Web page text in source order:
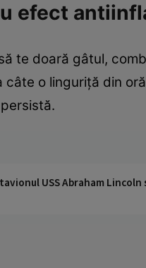
efect
te doară gâtul,
câte o linguriţă din
USS Abraham